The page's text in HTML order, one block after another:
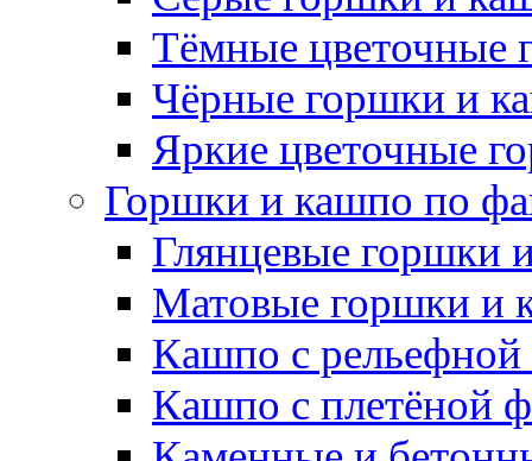
Тёмные цветочные
Чёрные горшки и
Яркие цветочные
Горшки и кашпо по
Глянцевые горшки
Матовые горшки и
Кашпо с рельефной
Кашпо с плетёной